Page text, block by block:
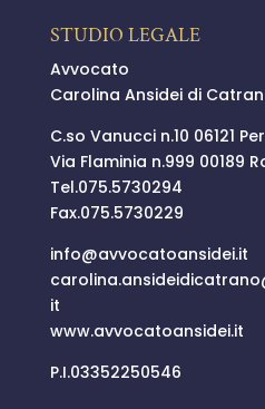
STUDIO LEGALE
Avvocato
Carolina Ansidei di
C.so Vanucci n.10 06121
Via Flaminia n.999 00189
Tel.075.5730294
Fax.075.5730229
info@avvocatoansidei.it
it
www.avvocatoansidei.it
P.I.03352250546